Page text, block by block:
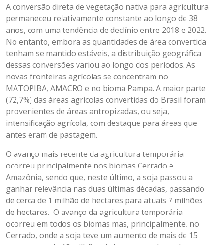
A conversão direta de vegetação nativa para agricultura
permaneceu relativamente constante ao longo de 38
anos, com uma tendência de declínio entre 2018 e 2022.
No entanto, embora as quantidades de área convertida
tenham se mantido estáveis, a distribuição geográfica
dessas conversões variou ao longo dos períodos. As
novas fronteiras agrícolas se concentram no
MATOPIBA, AMACRO e no bioma Pampa. A maior parte
(72,7%) das áreas agrícolas convertidas do Brasil foram
provenientes de áreas antropizadas, ou seja,
intensificação agrícola, com destaque para áreas que
antes eram de pastagem.
O avanço mais recente da agricultura temporária
ocorreu principalmente nos biomas Cerrado e
Amazônia, sendo que, neste último, a soja passou a
ganhar relevância nas duas últimas décadas, passando
de cerca de 1 milhão de hectares para atuais 7 milhões
de hectares. O avanço da agricultura temporária
ocorreu em todos os biomas mas, principalmente, no
Cerrado, onde a soja teve um aumento de mais de 15